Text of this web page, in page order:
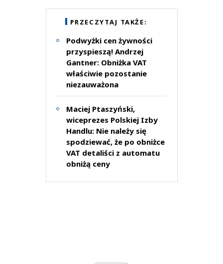
PRZECZYTAJ TAKŻE:
Podwyżki cen żywności
przyspieszą! Andrzej
Gantner: Obniżka VAT
właściwie pozostanie
niezauważona
Maciej Ptaszyński,
wiceprezes Polskiej Izby
Handlu: Nie należy się
spodziewać, że po obniżce
VAT detaliści z automatu
obniżą ceny